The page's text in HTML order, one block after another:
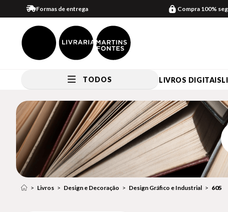
Formas de entrega Compra 100%
TODOS LIVROS DIGITAIS
Livros Design e Decoração Design Gráfico e Industrial 605